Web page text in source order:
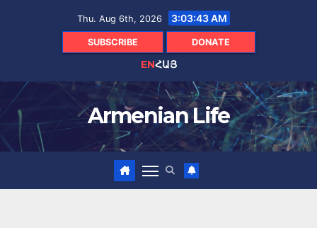
Thu. Aug 6th, 2026 3:03:44 AM
SUBSCRIBE DONATE
ENՀԱՅ
Armenian Life